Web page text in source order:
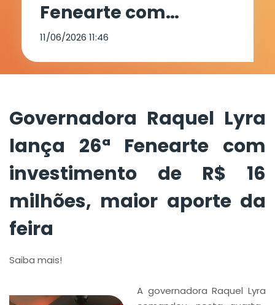
Fenearte com
investimento de R$ 16
milhões, maior
11/06/2026 11:46
Governadora Raquel Lyra
lança 26ª Fenearte com
investimento de R$ 16
milhões, maior aporte da
feira
Saiba mais!
A governadora Raquel Lyra